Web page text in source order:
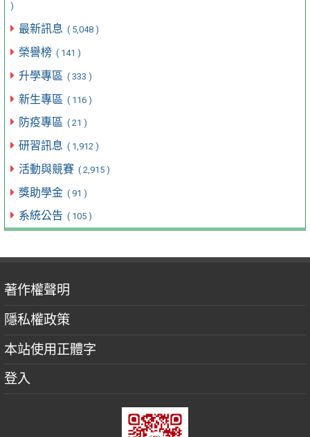
)
最新訊息 ( 5,048 )
榮譽榜 ( 141 )
升學專區 ( 333 )
新生專區 ( 116 )
防疫專區 ( 21 )
研習訊息 ( 1,912 )
活動與競賽 ( 2,915 )
獎助學金 ( 91 )
系統公告 ( 105 )
著作權聲明
隱私權政策
本站使用正體字
登入